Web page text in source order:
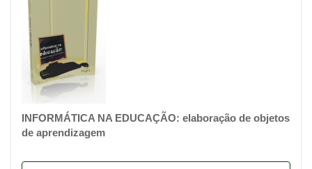
INFORMÁTICA NA EDUCAÇÃO: elaboração de objetos
de aprendizagem